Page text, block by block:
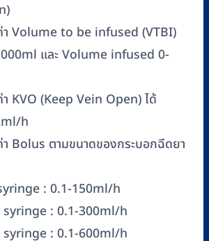
า Volume to be infused (VTBI)
และ Volume infused 0-
KVO (Keep Vein Open) ได้
h
Bolus ตามขนาดของกระบอกฉีดยา
: 0.1-150ml/h
: 0.1-300ml/h
: 0.1-600ml/h